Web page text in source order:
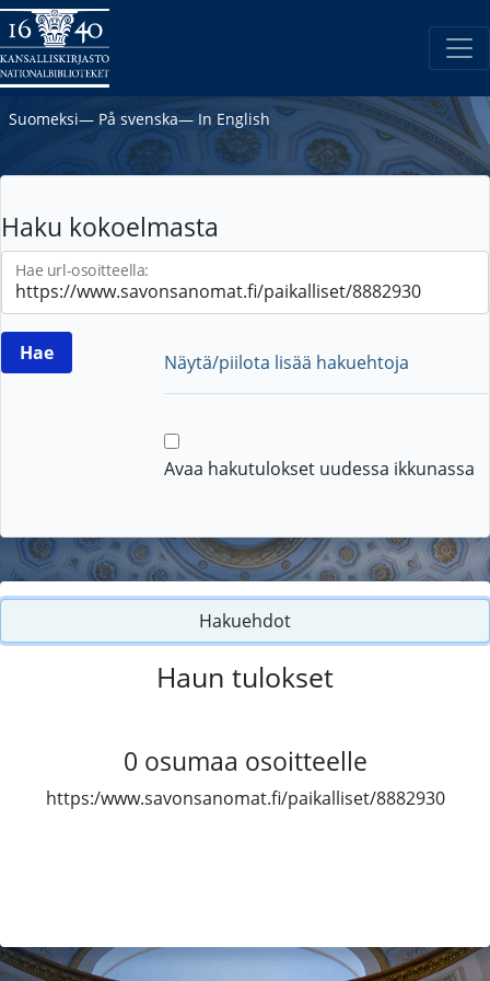
Suomeksi― På svenska― In English
Haku kokoelmasta
Hae url-osoitteella:
Näytä/piilota lisää hakuehtoja
Avaa hakutulokset uudessa ikkunassa
Hakuehdot
Haun tulokset
0 osumaa osoitteelle
https:/www.savonsanomat.fi/paikalliset/8882930